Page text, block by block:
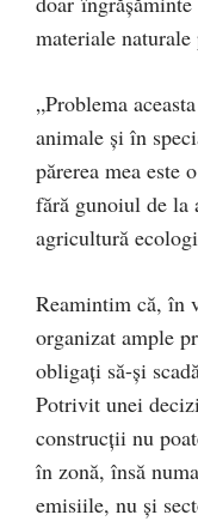
materiale
„Problema
animale și în
părerea mea este
fără gunoiul de la
agricultură
Reamintim că, în
organizat ample
obligați să-și
Potrivit unei
construcții nu
în zonă, însă
emisiile, nu și